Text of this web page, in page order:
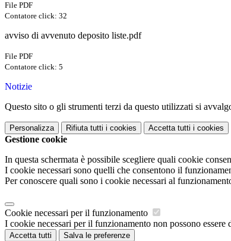
File PDF
Contatore click: 32
avviso di avvenuto deposito liste.pdf
File PDF
Contatore click: 5
Notizie
Questo sito o gli strumenti terzi da questo utilizzati si
Personalizza Rifiuta tutti i cookies Accetta tutti i cookies
Gestione cookie
In questa schermata è possibile scegliere quali cookie
I cookie necessari sono quelli che consentono il
Per conoscere quali sono i cookie necessari al
Cookie necessari per il funzionamento
I cookie necessari per il funzionamento non possono
Accetta tutti Salva le preferenze